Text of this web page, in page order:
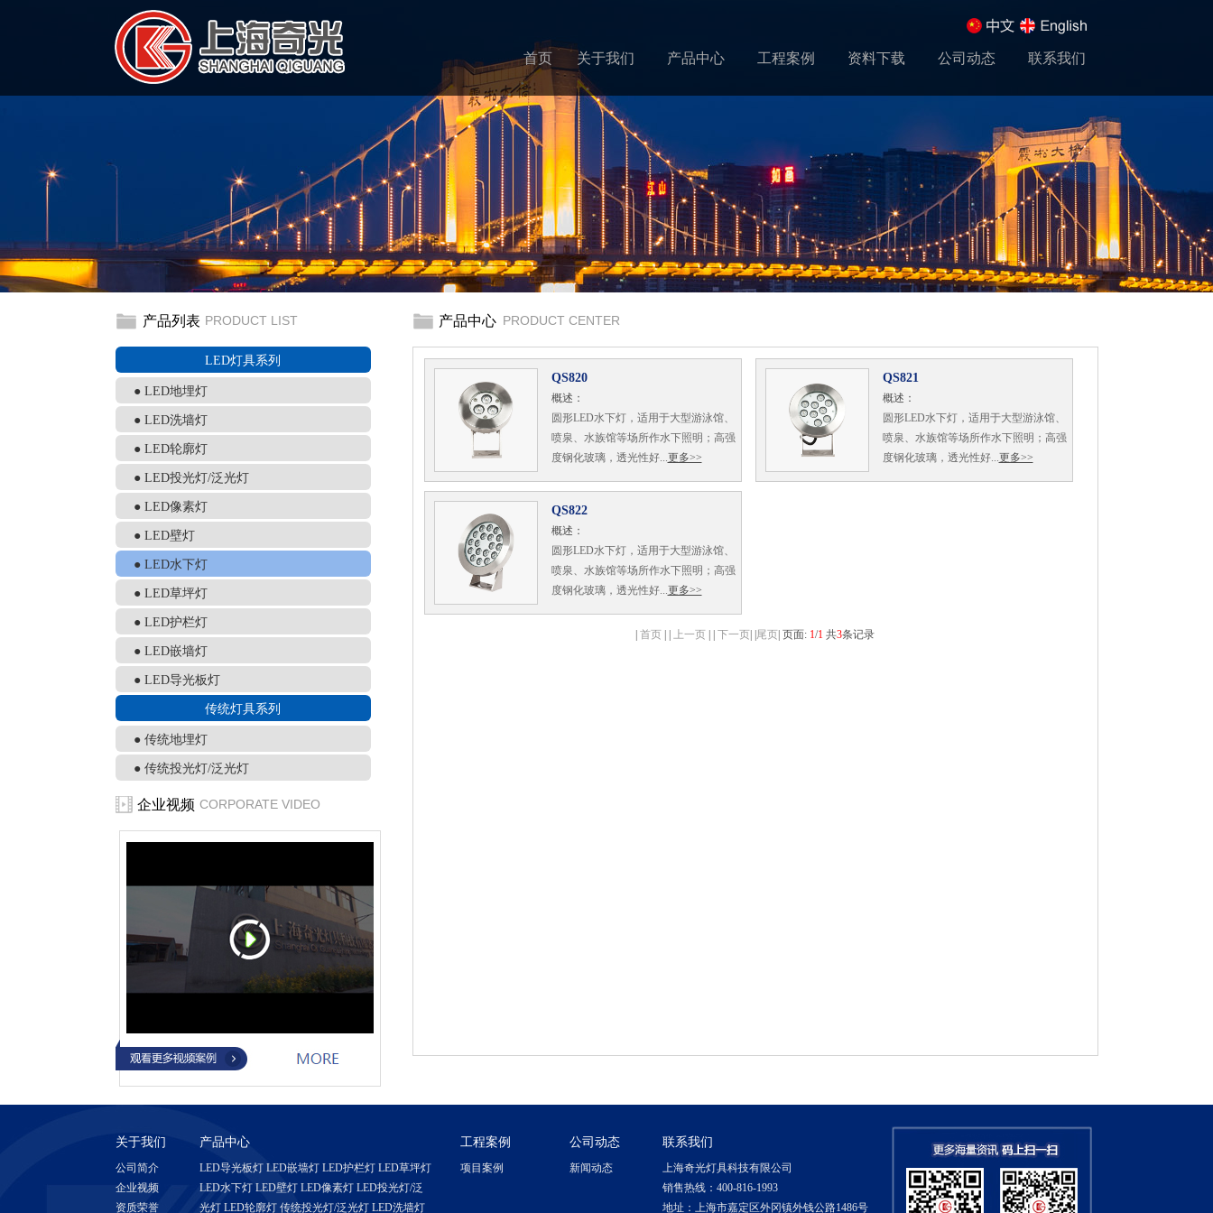
首页 关于我们 产品中心 工程案例 资料下载 公司动态 联系我们
产品列表 PRODUCT LIST
LED灯具系列
● LED地埋灯
● LED洗墙灯
● LED轮廓灯
● LED投光灯/泛光灯
● LED像素灯
● LED壁灯
● LED水下灯
● LED草坪灯
● LED护栏灯
● LED嵌墙灯
● LED导光板灯
传统灯具系列
● 传统地埋灯
● 传统投光灯/泛光灯
企业视频 CORPORATE VIDEO
产品中心 PRODUCT CENTER
QS820
概述：
圆形LED水下灯，适用于大型游泳馆、
喷泉、水族馆等场所作水下照明；高强
度钢化玻璃，透光性好...更多>>
QS821
概述：
圆形LED水下灯，适用于大型游泳馆、
喷泉、水族馆等场所作水下照明；高强
度钢化玻璃，透光性好...更多>>
QS822
概述：
圆形LED水下灯，适用于大型游泳馆、
喷泉、水族馆等场所作水下照明；高强
度钢化玻璃，透光性好...更多>>
首页 上一页 下一页 尾页 | 页面: 1/1 共3条记录
关于我们 产品中心 工程案例 公司动态 联系我们
公司简介
企业视频
资质荣誉
LED导光板灯 LED嵌墙灯 LED护栏灯 LED草坪灯
LED水下灯 LED壁灯 LED像素灯 LED投光灯/泛
光灯 LED轮廓灯 传统投光灯/泛光灯 LED洗墙灯
项目案例 新闻动态
上海奇光灯具科技有限公司
销售热线：400-816-1993
地址：上海市嘉定区外冈镇外钱公路1486号